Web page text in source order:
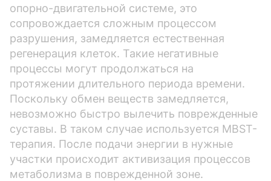
опорно-двигательной системе, это
сопровождается сложным процессом
разрушения, замедляется естественная
регенерация клеток. Такие негативные
процессы могут продолжаться на
протяжении длительного периода времени.
Поскольку обмен веществ замедляется,
невозможно быстро вылечить поврежденные
суставы. В таком случае используется MBST-
терапия. После подачи энергии в нужные
участки происходит активизация процессов
метаболизма в поврежденной зоне.